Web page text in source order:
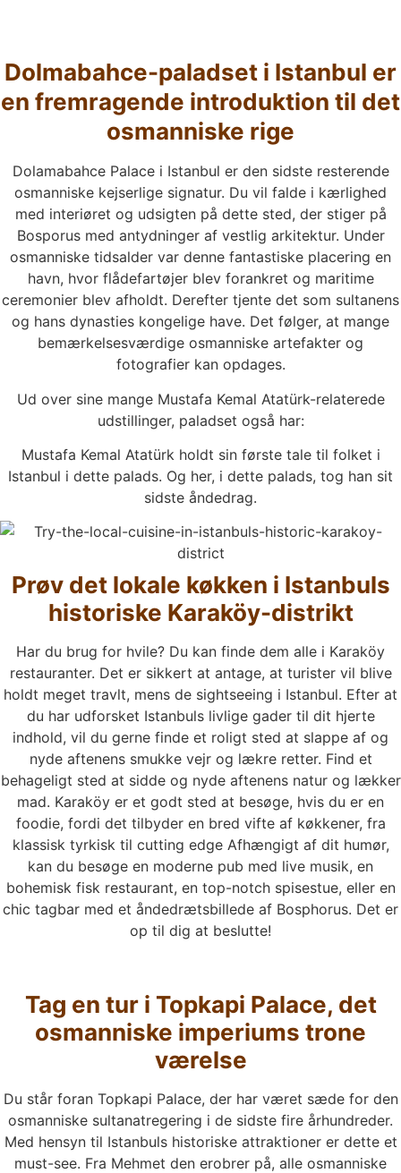
Dolmabahce-paladset i Istanbul er
en fremragende introduktion til det
osmanniske rige
Dolamabahce Palace i Istanbul er den sidste resterende
osmanniske kejserlige signatur. Du vil falde i kærlighed
med interiøret og udsigten på dette sted, der stiger på
Bosporus med antydninger af vestlig arkitektur. Under
osmanniske tidsalder var denne fantastiske placering en
havn, hvor flådefartøjer blev forankret og maritime
ceremonier blev afholdt. Derefter tjente det som sultanens
og hans dynasties kongelige have. Det følger, at mange
bemærkelsesværdige osmanniske artefakter og
fotografier kan opdages.
Ud over sine mange Mustafa Kemal Atatürk-relaterede
udstillinger, paladset også har:
Mustafa Kemal Atatürk holdt sin første tale til folket i
Istanbul i dette palads. Og her, i dette palads, tog han sit
sidste åndedrag.
Prøv det lokale køkken i Istanbuls
historiske Karaköy-distrikt
Har du brug for hvile? Du kan finde dem alle i Karaköy
restauranter. Det er sikkert at antage, at turister vil blive
holdt meget travlt, mens de sightseeing i Istanbul. Efter at
du har udforsket Istanbuls livlige gader til dit hjerte
indhold, vil du gerne finde et roligt sted at slappe af og
nyde aftenens smukke vejr og lækre retter. Find et
behageligt sted at sidde og nyde aftenens natur og lækker
mad. Karaköy er et godt sted at besøge, hvis du er en
foodie, fordi det tilbyder en bred vifte af køkkener, fra
klassisk tyrkisk til cutting edge Afhængigt af dit humør,
kan du besøge en moderne pub med live musik, en
bohemisk fisk restaurant, en top-notch spisestue, eller en
chic tagbar med et åndedrætsbillede af Bosphorus. Det er
op til dig at beslutte!
Tag en tur i Topkapi Palace, det
osmanniske imperiums trone
værelse
Du står foran Topkapi Palace, der har været sæde for den
osmanniske sultanatregering i de sidste fire århundreder.
Med hensyn til Istanbuls historiske attraktioner er dette et
must-see. Fra Mehmet den erobrer på, alle osmanniske